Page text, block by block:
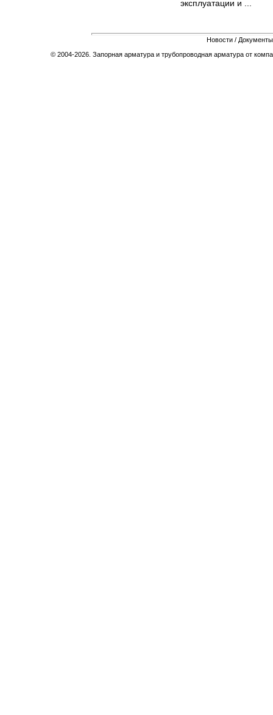
эксплуатации и ...
Новости / Документы
© 2004-2026. Запорная арматура и трубопроводная арматура от